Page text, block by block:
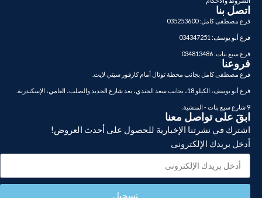
اتصل بنا
فرع مصطفى كامل: 035253600
فرع أبو يوسف: 034347251
فرع سبع بنات: 034813486
فروعنا
فرع مصطفى كامل بجانب محطة توتال أمام كارفور سيتي لايت.
فرع أبو يوسف، الكيلو 18، بجانب سعد الجندي، بعد شارع الحديد والصلب، العامي، الإسكندرية.
9 شارع سبع بنات - المنشية.
ابقَ على تواصل معنا
اشترك في نشرتنا الإخبارية للحصول على أحدث العروض!
أدخل بريدك الإلكترونى
تسجيل